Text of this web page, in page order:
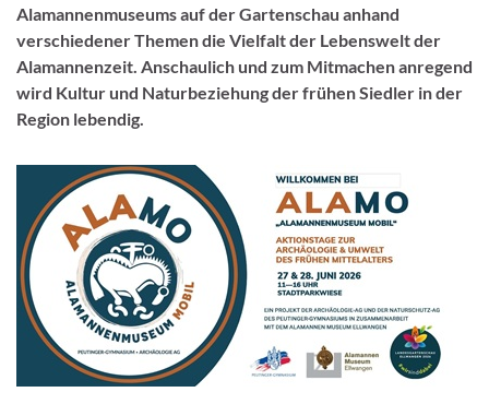
Alamannenmuseums auf der Gartenschau anhand
verschiedener Themen die Vielfalt der Lebenswelt der
Alamannenzeit. Anschaulich und zum Mitmachen anregend
wird Kultur und Naturbeziehung der frühen Siedler in der
Region lebendig.